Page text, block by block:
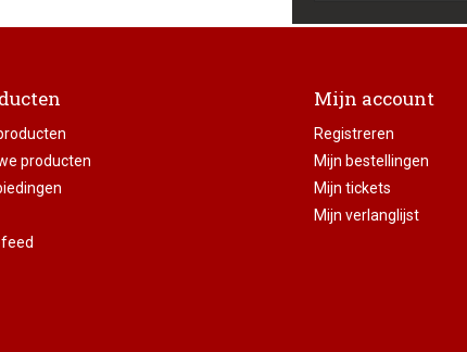
producten
feed
Mijn account
Registreren
Mijn bestellingen
Mijn tickets
Mijn verlanglijst